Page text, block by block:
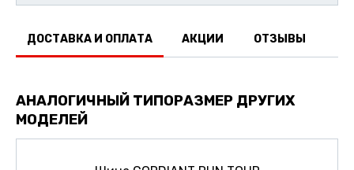
ДОСТАВКА И ОПЛАТА АКЦИИ ОТЗЫВЫ
АНАЛОГИЧНЫЙ ТИПОРАЗМЕР ДРУГИХ
МОДЕЛЕЙ